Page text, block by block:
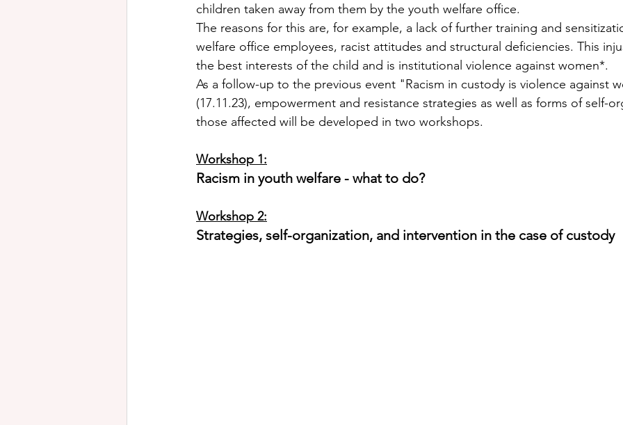
children taken away from them by the youth welfare office.
The reasons for this are, for example, a lack of further training and
welfare office employees, racist attitudes and structural deficiencies. This
the best interests of the child and is institutional violence against women*.
As a follow-up to the previous event "Racism in custody is violence against
(17.11.23), empowerment and resistance strategies as well as forms of self-
those affected will be developed in two workshops.
Workshop 1:
Racism in youth welfare - what to do?
Workshop 2:
Strategies, self-organization, and intervention in the case of custody